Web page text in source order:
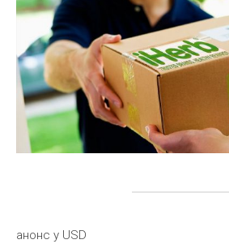
анонс у USD